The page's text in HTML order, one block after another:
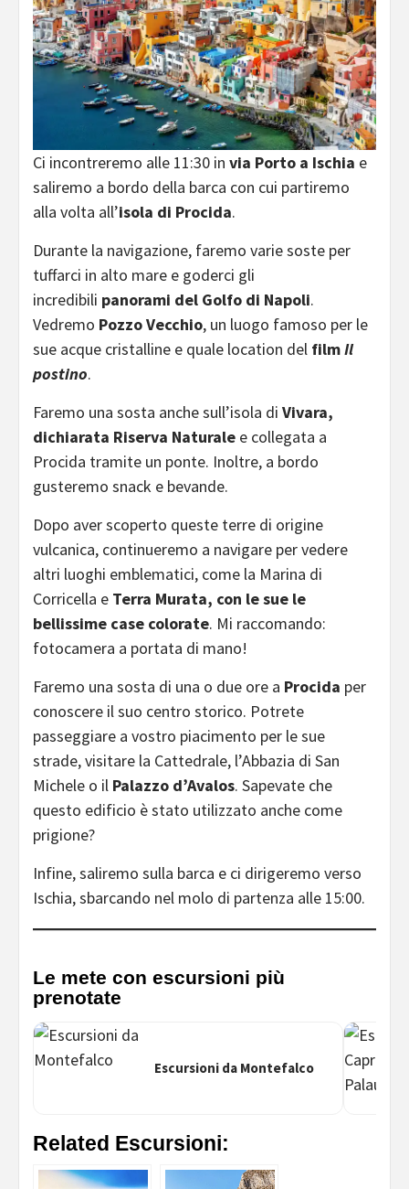
Ci incontreremo alle 11:30 in via Porto a Ischia e
saliremo a bordo della barca con cui partiremo
alla volta all’isola di Procida.
Durante la navigazione, faremo varie soste per
tuffarci in alto mare e goderci gli
incredibili panorami del Golfo di Napoli.
Vedremo Pozzo Vecchio, un luogo famoso per le
sue acque cristalline e quale location del filmIl
postino.
Faremo una sosta anche sull’isola di Vivara,
dichiarata Riserva Naturale e collegata a
Procida tramite un ponte. Inoltre, a bordo
gusteremo snack e bevande.
Dopo aver scoperto queste terre di origine
vulcanica, continueremo a navigare per vedere
altri luoghi emblematici, come la Marina di
Corricella e Terra Murata, con le sue le
bellissime case colorate. Mi raccomando:
fotocamera a portata di mano!
Faremo una sosta di una o due ore a Procida per
conoscere il suo centro storico. Potrete
passeggiare a vostro piacimento per le sue
strade, visitare la Cattedrale, l’Abbazia di San
Michele o il Palazzo d’Avalos. Sapevate che
questo edificio è stato utilizzato anche come
prigione?
Infine, saliremo sulla barca e ci dirigeremo verso
Ischia, sbarcando nel molo di partenza alle 15:00.
Le mete con escursioni più
prenotate
Escursioni da Montefalco
Related Escursioni: